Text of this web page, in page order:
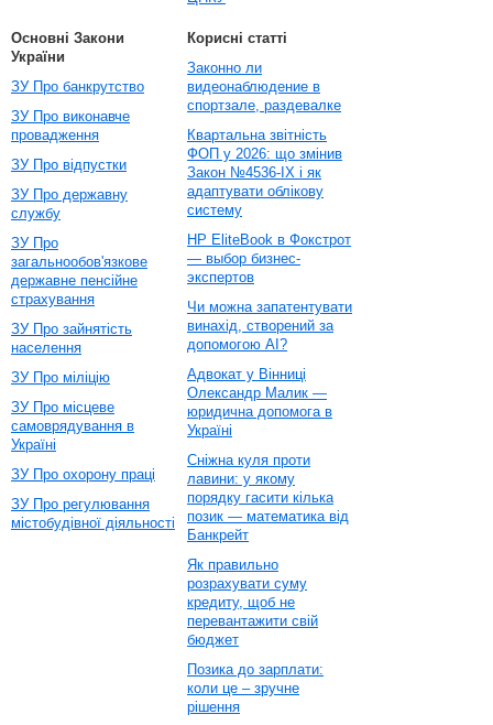
Основні Закони
України
ЗУ Про банкрутство
ЗУ Про виконавче
провадження
ЗУ Про відпустки
ЗУ Про державну
службу
ЗУ Про
загальнообов'язкове
державне пенсійне
страхування
ЗУ Про зайнятість
населення
ЗУ Про міліцію
ЗУ Про місцеве
самоврядування в
Україні
ЗУ Про охорону праці
ЗУ Про регулювання
містобудівної діяльності
Корисні статті
Законно ли
видеонаблюдение в
спортзале, раздевалке
Квартальна звітність
ФОП у 2026: що змінив
Закон №4536-IX і як
адаптувати облікову
систему
HP EliteBook в Фокстрот
— выбор бизнес-
экспертов
Чи можна запатентувати
винахід, створений за
допомогою AI?
Адвокат у Вінниці
Олександр Малик —
юридична допомога в
Україні
Сніжна куля проти
лавини: у якому
порядку гасити кілька
позик — математика від
Банкрейт
Як правильно
розрахувати суму
кредиту, щоб не
перевантажити свій
бюджет
Позика до зарплати:
коли це – зручне
рішення